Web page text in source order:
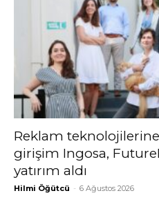
Reklam
girişim Ingosa,
yatırım aldı
Hilmi Öğütcü - 6 Ağustos 2026